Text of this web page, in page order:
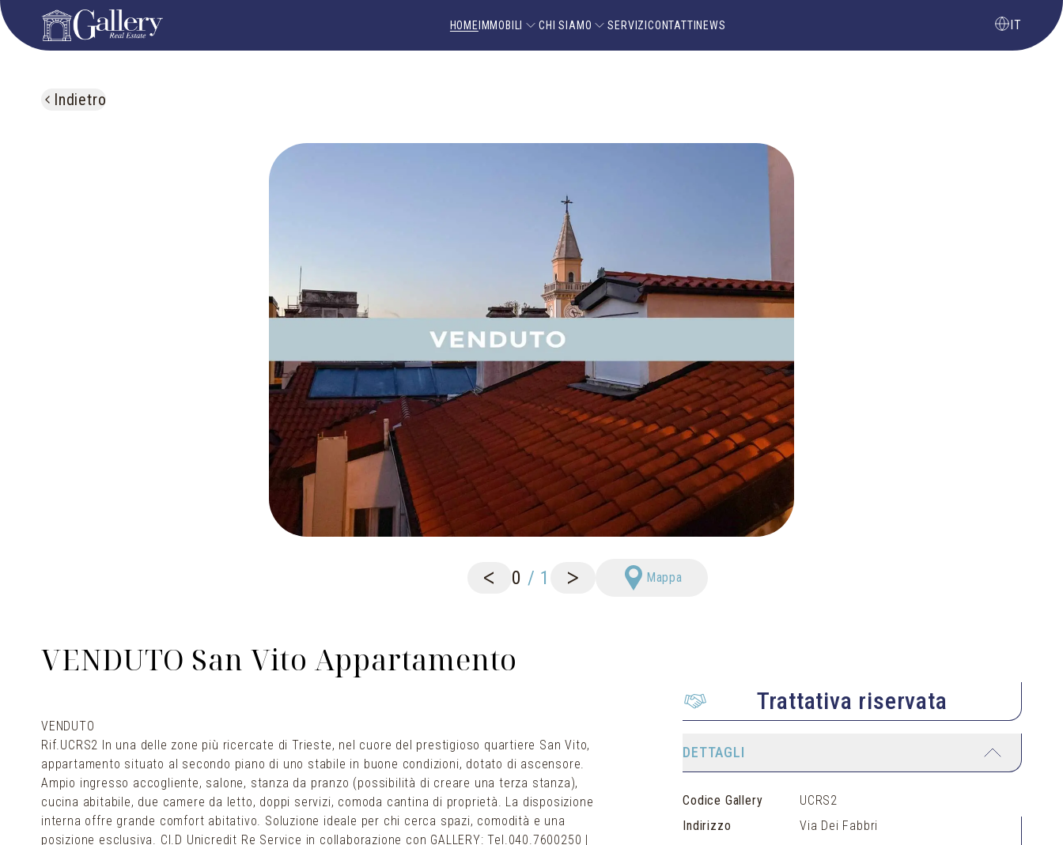
HOME IMMOBILI CHI SIAMO SERVIZICONTATTI NEWS IT
Indietro
< 0 / 1 > Mappa
VENDUTO San Vito Appartamento
VENDUTO
Rif.UCRS2 In una delle zone più ricercate di Trieste, nel cuore del prestigioso quartiere San Vito,
appartamento situato al secondo piano di uno stabile in buone condizioni, dotato di ascensore.
Ampio ingresso accogliente, salone, stanza da pranzo (possibilità di creare una terza stanza),
cucina abitabile, due camere da letto, doppi servizi, comoda cantina di proprietà. La disposizione
interna offre grande comfort abitativo. Soluzione ideale per chi cerca spazi, comodità e una
posizione esclusiva. Cl.D Unicredit Re Service in collaborazione con GALLERY: Tel.040.7600250 |
Trattativa riservata
DETTAGLI
Codice Gallery
UCRS2
Indirizzo
Via Dei Fabbri